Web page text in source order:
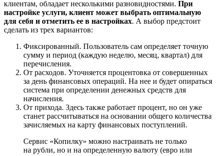
клиентам, обладает несколькими разновидностями. При
настройке услуги, клиент может выбрать оптимальную
для себя и отметить ее в настройках. А выбор предстоит
сделать из трех вариантов:
Фиксированный. Пользователь сам определяет точную
сумму и период (каждую неделю, месяц, квартал) для
перечисления.
От расходов. Уточняется процентовка от совершенных
за день финансовых операций. На нее и будет опираться
система при определении денежных средств для
начисления.
От прихода. Здесь также работает процент, но он уже
станет рассчитываться на основании общего количества
зачисляемых на карту финансовых поступлений.
Сервис «Копилку» можно настраивать не только
на рубли, но и на определенную валюту (евро или